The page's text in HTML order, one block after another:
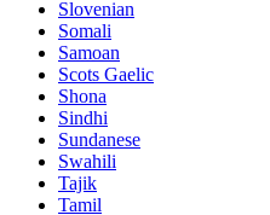
Slovenian
Somali
Samoan
Scots Gaelic
Shona
Sindhi
Sundanese
Swahili
Tajik
Tamil